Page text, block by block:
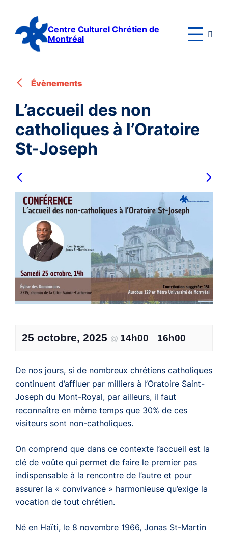
contenu
Centre Culturel Chrétien de
Montréal

Évènements
L’accueil des non
catholiques à l’Oratoire
St-Joseph
25 octobre, 2025 @ 14h00– 16h00
De nos jours, si de nombreux chrétiens catholiques
continuent d’affluer par milliers à l’Oratoire Saint-
Joseph du Mont-Royal, par ailleurs, il faut
reconnaître en même temps que 30% de ces
visiteurs sont non-catholiques.
On comprend que dans ce contexte l’accueil est la
clé de voûte qui permet de faire le premier pas
indispensable à la rencontre de l’autre et pour
assurer la « convivance » harmonieuse qu’exige la
vocation de tout chrétien.
Né en Haïti, le 8 novembre 1966, Jonas St-Martin